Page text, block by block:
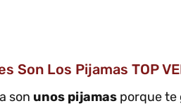
Son Los Pijamas TOP
son unos pijamas porque te